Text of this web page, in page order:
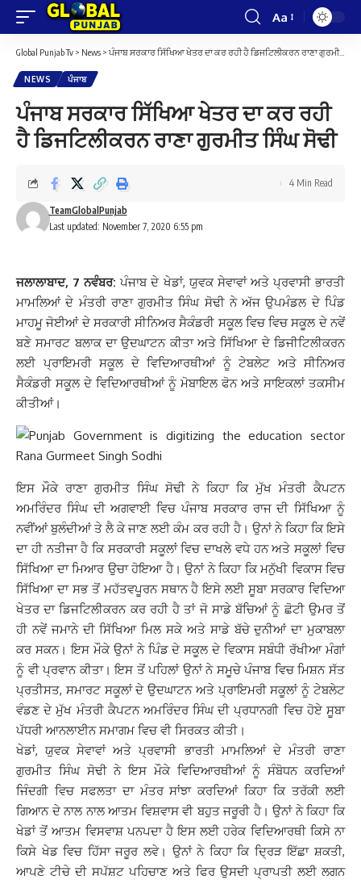
Font
Resizer
Aa
Global Punjab Tv > News > ਪੰਜਾਬ ਸਰਕਾਰ ਸਿੱਖਿਆ ਖੇਤਰ ਦਾ ਕਰ ਰਹੀ ਹੈ ਡਿਜਟਿਲੀਕਰਨ ਰਾਣਾ ਗੁਰਮੀਤ ਸਿੰਘ ਸੋਢੀ
NEWS ਪੰਜਾਬ
ਪੰਜਾਬ ਸਰਕਾਰ ਸਿੱਖਿਆ ਖੇਤਰ ਦਾ ਕਰ ਰਹੀ
ਹੈ ਡਿਜਟਿਲੀਕਰਨ ਰਾਣਾ ਗੁਰਮੀਤ ਸਿੰਘ ਸੋਢੀ
Last updated: November 7, 2020 6:55 pm
TeamGlobalPunjab
4 Min Read
ਜਲਾਲਾਬਾਦ, 7 ਨਵੰਬਰ: ਪੰਜਾਬ ਦੇ ਖੇਡਾਂ, ਯੁਵਕ ਸੇਵਾਵਾਂ ਅਤੇ ਪ੍ਰਵਾਸੀ ਭਾਰਤੀ
ਮਾਮਲਿਆਂ ਦੇ ਮੰਤਰੀ ਰਾਣਾ ਗੁਰਮੀਤ ਸਿੰਘ ਸੋਢੀ ਨੇ ਅੱਜ ਉਪਮੰਡਲ ਦੇ ਪਿੰਡ
ਮਾਹਮੂ ਜੋਈਆਂ ਦੇ ਸਰਕਾਰੀ ਸੀਨਿਅਰ ਸੈਕੰਡਰੀ ਸਕੂਲ ਵਿਚ ਵਿਚ ਸਕੂਲ ਦੇ ਨਵੇਂ
ਬਣੇ ਸਮਾਰਟ ਬਲਾਕ ਦਾ ਉਦਘਾਟਨ ਕੀਤਾ ਅਤੇ ਸਿੱਖਿਆ ਦੇ ਡਿਜੀਟਿਲੀਕਰਨ
ਲਈ ਪ੍ਰਾਇਮਰੀ ਸਕੂਲ ਦੇ ਵਿਦਿਆਰਥੀਆਂ ਨੂੰ ਟੇਬਲੇਟ ਅਤੇ ਸੀਨਿਅਰ
ਸੈਕੰਡਰੀ ਸਕੂਲ ਦੇ ਵਿਦਿਆਰਥੀਆਂ ਨੂੰ ਮੋਬਾਇਲ ਫੋਨ ਅਤੇ ਸਾਇਕਲਾਂ ਤਕਸੀਮ
ਕੀਤੀਆਂ।
ਇਸ ਮੌਕੇ ਰਾਣਾ ਗੁਰਮੀਤ ਸਿੰਘ ਸੋਢੀ ਨੇ ਕਿਹਾ ਕਿ ਮੁੱਖ ਮੰਤਰੀ ਕੈਪਟਨ
ਅਮਰਿੰਦਰ ਸਿੰਘ ਦੀ ਅਗਵਾਈ ਵਿਚ ਪੰਜਾਬ ਸਰਕਾਰ ਰਾਜ ਦੀ ਸਿੱਖਿਆ ਨੂੰ
ਨਵੀਂਆਂ ਬੁਲੰਦੀਆਂ ਤੇ ਲੈ ਕੇ ਜਾਣ ਲਈ ਕੰਮ ਕਰ ਰਹੀ ਹੈ। ਉਨਾਂ ਨੇ ਕਿਹਾ ਕਿ ਇਸੇ
ਦਾ ਹੀ ਨਤੀਜਾ ਹੈ ਕਿ ਸਰਕਾਰੀ ਸਕੂਲਾਂ ਵਿਚ ਦਾਖਲੇ ਵਧੇ ਹਨ ਅਤੇ ਸਕੂਲਾਂ ਵਿਚ
ਸਿੱਖਿਆ ਦਾ ਮਿਆਰ ਉਚਾ ਹੋਇਆ ਹੈ। ਉਨਾਂ ਨੇ ਕਿਹਾ ਕਿ ਮਨੁੱਖੀ ਵਿਕਾਸ ਵਿਚ
ਸਿੱਖਿਆ ਦਾ ਸਭ ਤੋਂ ਮਹੱਤਵਪੂਰਨ ਸਥਾਨ ਹੈ ਇਸੇ ਲਈ ਸੂਬਾ ਸਰਕਾਰ ਵਿਦਿਆ
ਖੇਤਰ ਦਾ ਡਿਜਟਿਲੀਕਰਨ ਕਰ ਰਹੀ ਹੈ ਤਾਂ ਜੋ ਸਾਡੇ ਬੱਚਿਆਂ ਨੂੰ ਛੋਟੀ ਉਮਰ ਤੋਂ
ਹੀ ਨਵੇਂ ਜਮਾਨੇ ਦੀ ਸਿੱਖਿਆ ਮਿਲ ਸਕੇ ਅਤੇ ਸਾਡੇ ਬੱਚੇ ਦੁਨੀਆਂ ਦਾ ਮੁਕਾਬਲਾ
ਕਰ ਸਕਨ। ਇਸ ਮੌਕੇ ਉਨਾਂ ਨੇ ਪਿੰਡ ਦੇ ਸਕੂਲ ਦੇ ਵਿਕਾਸ ਸਬੰਧੀ ਰੱਖੀਆ ਮੰਗਾਂ
ਨੂੰ ਵੀ ਪ੍ਰਵਾਨ ਕੀਤਾ। ਇਸ ਤੋਂ ਪਹਿਲਾਂ ਉਨਾਂ ਨੇ ਸਮੂਚੇ ਪੰਜਾਬ ਵਿਚ ਮਿਸ਼ਨ ਸੱਤ
ਪ੍ਰਤੀਸਤ, ਸਮਾਰਟ ਸਕੂਲਾਂ ਦੇ ਉਦਘਾਟਨ ਅਤੇ ਪ੍ਰਾਇਮਰੀ ਸਕੂਲਾਂ ਨੂੰ ਟੇਬਲੇਟ
ਵੰਡਣ ਦੇ ਮੁੱਖ ਮੰਤਰੀ ਕੈਪਟਨ ਅਮਰਿੰਦਰ ਸਿੰਘ ਦੀ ਪ੍ਰਧਾਨਗੀ ਵਿਚ ਹੋਏ ਸੂਬਾ
ਪੱਧਰੀ ਆਨਲਾਈਨ ਸਮਾਗਮ ਵਿਚ ਵੀ ਸਿਰਕਤ ਕੀਤੀ।
ਖੇਡਾਂ, ਯੁਵਕ ਸੇਵਾਵਾਂ ਅਤੇ ਪ੍ਰਵਾਸੀ ਭਾਰਤੀ ਮਾਮਲਿਆਂ ਦੇ ਮੰਤਰੀ ਰਾਣਾ
ਗੁਰਮੀਤ ਸਿੰਘ ਸੋਢੀ ਨੇ ਇਸ ਮੌਕੇ ਵਿਦਿਆਰਥੀਆਂ ਨੂੰ ਸੰਬੋਧਨ ਕਰਦਿਆਂ
ਜਿੰਦਗੀ ਵਿਚ ਸਫਲਤਾ ਦਾ ਮੰਤਰ ਸਾਂਝਾ ਕਰਦਿਆਂ ਕਿਹਾ ਕਿ ਤਰੱਕੀ ਲਈ
ਗਿਆਨ ਦੇ ਨਾਲ ਨਾਲ ਆਤਮ ਵਿਸ਼ਵਾਸ ਵੀ ਬਹੁਤ ਜਰੂਰੀ ਹੈ। ਉਨਾਂ ਨੇ ਕਿਹਾ ਕਿ
ਖੇਡਾਂ ਤੋਂ ਆਤਮ ਵਿਸਵਾਸ਼ ਪਨਪਦਾ ਹੈ ਇਸ ਲਈ ਹਰੇਕ ਵਿਦਿਆਰਥੀ ਕਿਸੇ ਨਾ
ਕਿਸੇ ਖੇਡ ਵਿਚ ਹਿੱਸਾ ਜਰੂਰ ਲਵੇ। ਉਨਾਂ ਨੇ ਕਿਹਾ ਕਿ ਦਿ੍ਰੜ ਇੱਛਾ ਸ਼ਕਤੀ,
ਆਪਣੇ ਟੀਚੇ ਦੀ ਸਪੱਸ਼ਟ ਪਹਿਚਾਣ ਅਤੇ ਫਿਰ ਉਸਦੀ ਪ੍ਰਾਪਤੀ ਲਈ ਲਗਨ